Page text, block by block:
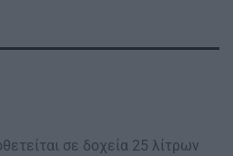
σε δοχεία 25 λίτρων